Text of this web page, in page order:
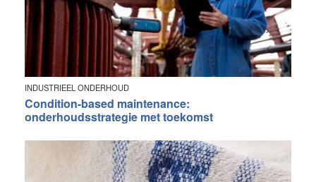
INDUSTRIEEL ONDERHOUD
Condition-based maintenance:
onderhoudsstrategie met toekomst